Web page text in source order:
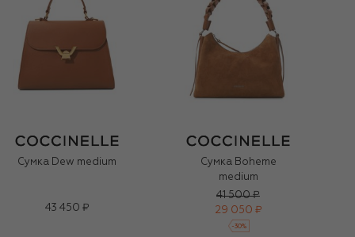
Сумка Dew medium
43 450 ₽
Сумка Boheme
medium
41 500 ₽
29 050 ₽
-30%